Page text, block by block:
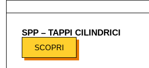
SPP – TAPPI CILINDRICI
SCOPRI